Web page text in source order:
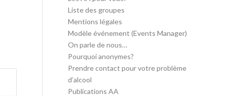
Liste des groupes
Mentions légales
Modèle événement (Events Manager)
On parle de nous…
Pourquoi anonymes?
Prendre contact pour votre problème
d’alcool
Publications AA